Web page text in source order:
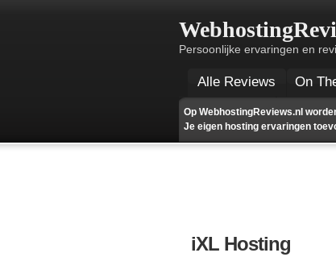
Persoonlijke ervaringen en
Alle Reviews On
Op WebhostingReviews.nl
Je eigen hosting ervaringen
iXL Hosting